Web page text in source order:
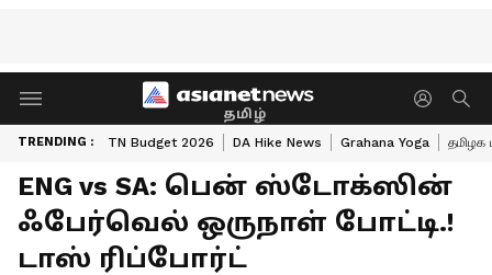
தமிழ்
TRENDING : TN Budget 2026 DA Hike News Grahana Yoga தமிழக
ENG vs SA: பென் ஸ்டோக்ஸின்
ஃபேர்வெல் ஒருநாள் போட்டி.!
டாஸ் ரிப்போர்ட்